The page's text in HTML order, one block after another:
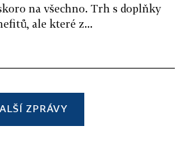
na všechno. Trh s doplňky
ale které z...
ZPRÁVY